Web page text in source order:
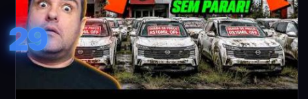
29